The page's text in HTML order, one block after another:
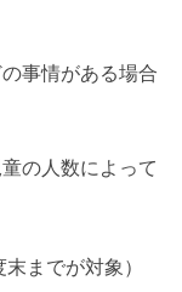
事情がある場合
の人数によって
までが対象）